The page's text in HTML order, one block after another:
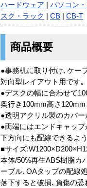
ハードウェア
パソコン
スク・ラック
CB CB-T
商品概要
●事務机に取り付け､ケー
対向型レイアウト用です｡
●デスクの幅に合わせて
奥行き100mm高さ
●透明アクリル製のカバ
●両端にはエンドキャッ
下方向にも配線できるよ
■サイズ
本体/50%再生ABS樹脂カ
ーブル､OAタップの配線
落下すると破損､負傷の